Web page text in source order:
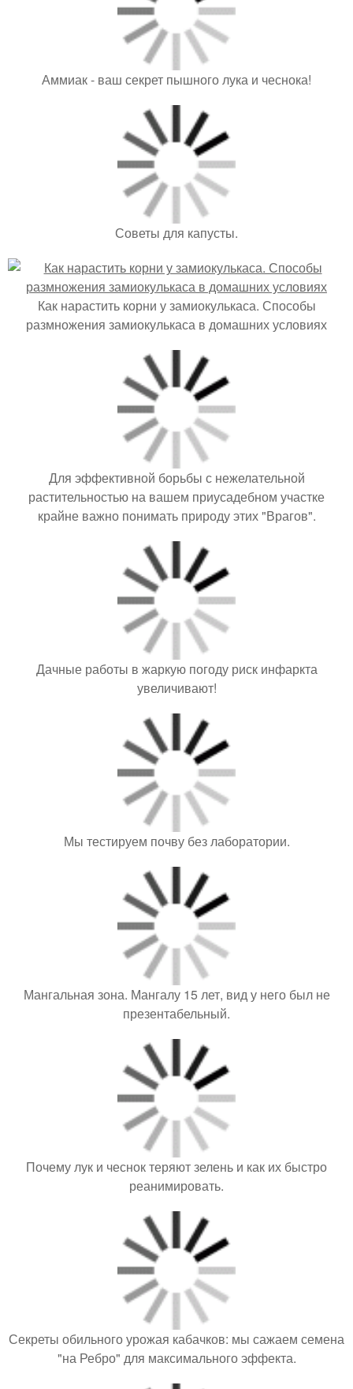
Аммиак - ваш секрет пышного лука и чеснока!
Советы для капусты.
Как нарастить корни у замиокулькаса. Способы
размножения замиокулькаса в домашних условиях
Для эффективной борьбы с нежелательной
растительностью на вашем приусадебном участке
крайне важно понимать природу этих "Врагов".
Дачные работы в жаркую погоду риск инфаркта
увеличивают!
Мы тестируем почву без лаборатории.
Мангальная зона. Мангалу 15 лет, вид у него был не
презентабельный.
Почему лук и чеснок теряют зелень и как их быстро
реанимировать.
Секреты обильного урожая кабачков: мы сажаем семена
"на Ребро" для максимального эффекта.